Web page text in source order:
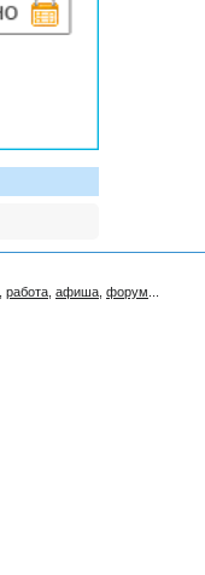
работа афиша форум